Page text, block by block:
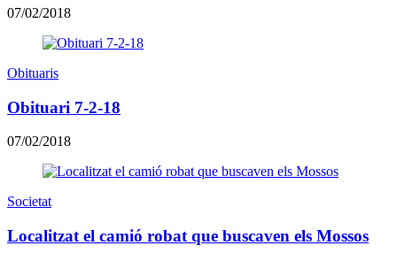
07/02/2018
Obituaris
Obituari 7-2-18
07/02/2018
Societat
Localitzat el camió robat que buscaven els Mossos